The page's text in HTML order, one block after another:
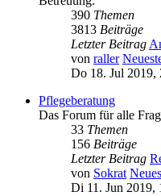
390 Themen
3813 Beiträge
Letzter Beitrag
von raller
Do 18. Jul 2019,
Pflegeberatung
Das Forum für alle
33 Themen
156 Beiträge
Letzter Beitrag
von Sokrat
Di 11. Jun 2019,